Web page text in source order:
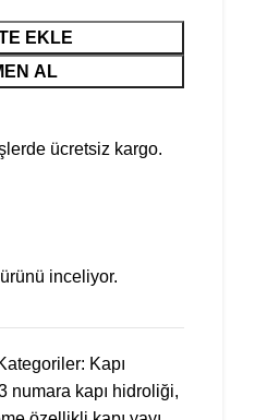
EKLE
AL
ücretsiz kargo.
inceliyor.
Kapı
numara kapı hidroliği,